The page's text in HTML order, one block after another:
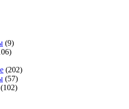
(9)
(202)
(57)
(102)